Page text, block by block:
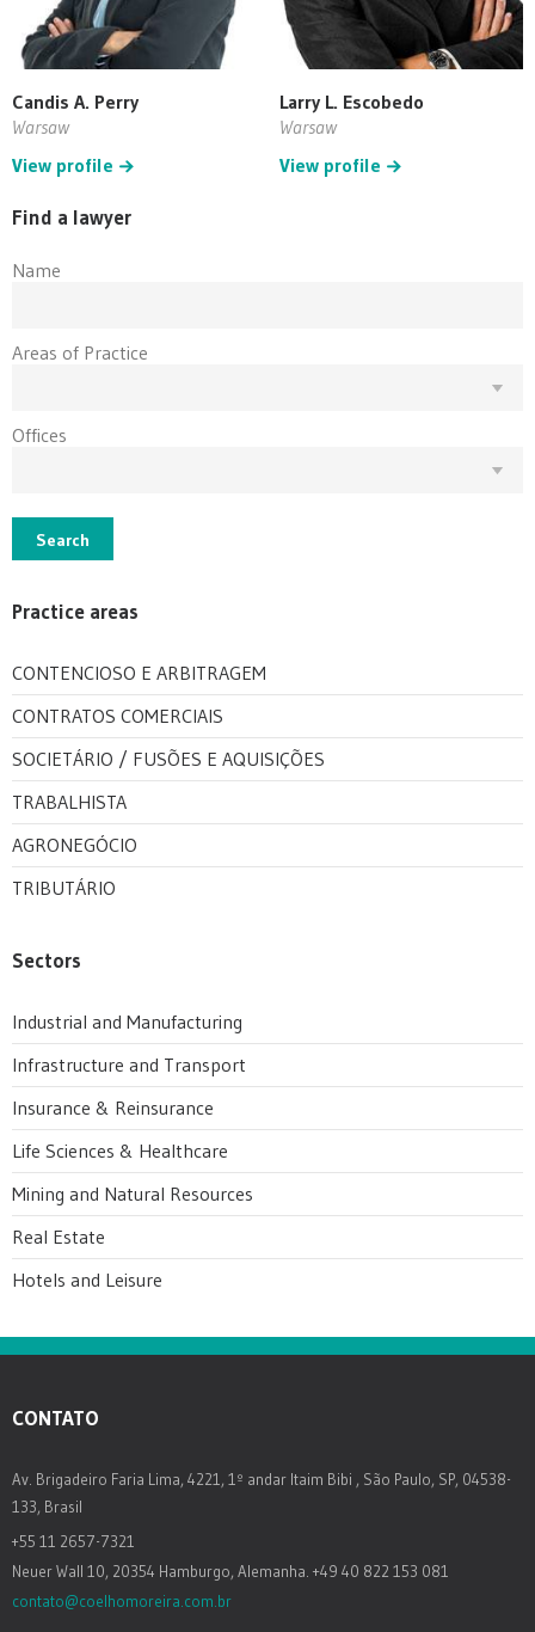
Candis A. Perry
Warsaw
View profile
Larry L. Escobedo
Warsaw
View profile
Find a lawyer
Name
Areas of Practice
Offices
Search
Practice areas
CONTENCIOSO E ARBITRAGEM
CONTRATOS COMERCIAIS
SOCIETÁRIO / FUSÕES E AQUISIÇÕES
TRABALHISTA
AGRONEGÓCIO
TRIBUTÁRIO
Sectors
Industrial and Manufacturing
Infrastructure and Transport
Insurance & Reinsurance
Life Sciences & Healthcare
Mining and Natural Resources
Real Estate
Hotels and Leisure
CONTATO
Av. Brigadeiro Faria Lima, 4221, 1º andar Itaim Bibi , São Paulo, SP, 04538-
133, Brasil
+55 11 2657-7321
Neuer Wall 10, 20354 Hamburgo, Alemanha. +49 40 822 153 081
contato@coelhomoreira.com.br